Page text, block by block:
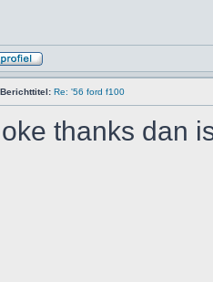
Berichttitel: Re: '56 ford f100
oke thanks dan